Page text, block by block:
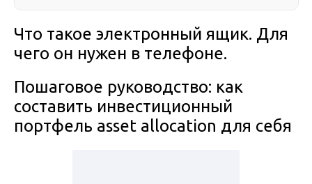
Что такое электронный ящик. Для
чего он нужен в телефоне.
Пошаговое руководство: как
составить инвестиционный
портфель asset allocation для себя